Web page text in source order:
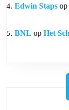
Edwin Staps op
BNL op Het